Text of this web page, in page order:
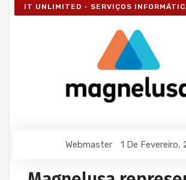
IT UNLIMITED - SERVIÇOS
Webmaster 1 De Fevereiro,